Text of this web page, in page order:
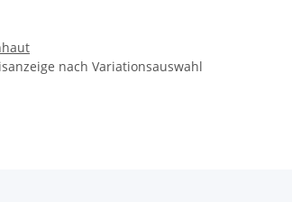
nach Variationsauswahl